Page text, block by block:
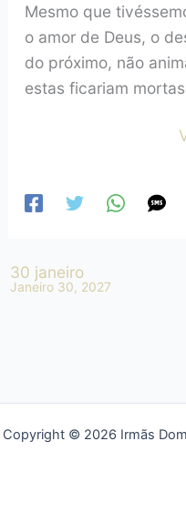
Mesmo que
o amor de Deus, o
do próximo, não
estas ficariam
30 janeiro
Janeiro 30, 2027
Copyright © 2026 Irmãs